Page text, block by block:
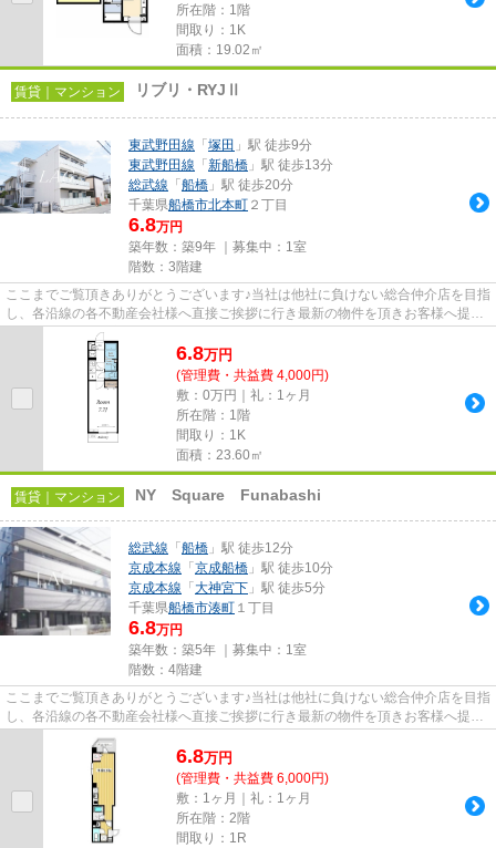
所在階：1階
間取り：1K
面積：19.02㎡
賃貸｜マンション リブリ・RYJⅡ
東武野田線 「 塚田 」駅 徒歩9分
東武野田線 「 新船橋 」駅 徒歩13分
総武線 「 船橋 」駅 徒歩20分
千葉県船橋市北本町 ２丁目
6.8万円
築年数：築9年 ｜募集中： 1室
階数：3階建
ここまでご覧頂きありがとうございます♪当社は他社に負けない総合仲介店を目指
し、各沿線の各不動産会社様へ直接ご挨拶に行き最新の物件を頂きお客様へ提供
しております！最新の情報は...
6.8万円
(管理費・共益費 4,000円)
敷：0万円｜礼：1ヶ月
所在階：1階
間取り：1K
面積：23.60㎡
賃貸｜マンション NY Square Funabashi
総武線 「 船橋 」駅 徒歩12分
京成本線 「 京成船橋 」駅 徒歩10分
京成本線 「 大神宮下 」駅 徒歩5分
千葉県船橋市湊町 １丁目
6.8万円
築年数：築5年 ｜募集中： 1室
階数：4階建
ここまでご覧頂きありがとうございます♪当社は他社に負けない総合仲介店を目指
し、各沿線の各不動産会社様へ直接ご挨拶に行き最新の物件を頂きお客様へ提供
しております！最新の情報は...
6.8万円
(管理費・共益費 6,000円)
敷：1ヶ月｜礼：1ヶ月
所在階：2階
間取り：1R